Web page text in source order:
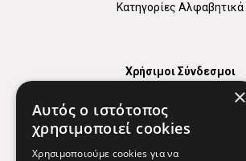
Κατηγορίες Αλφαβητικά
Χρήσιμοι Σύνδεσμοι
Χρήσιμα Τηλέφωνα
Εφημερεύοντα Φαρμακεία
×
Αυτός ο ιστότοπος
χρησιμοποιεί cookies
Χρησιμοποιούμε cookies για να